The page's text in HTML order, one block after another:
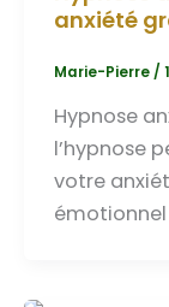
anxiété
Marie-Pierre /
Hypnose
l’hypnose
votre